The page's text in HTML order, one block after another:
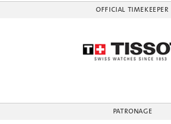
OFFICIAL TIMEKEEPER
PATRONAGE